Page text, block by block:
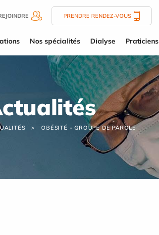
PRENDRE RENDEZ-VOUS
Nos spécialités Dialyse Praticiens
OBÉSITÉ - GROUPE DE PAROLE